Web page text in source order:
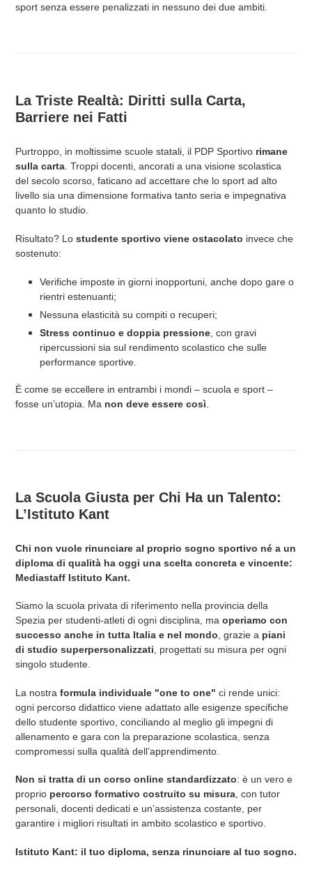
sport senza essere penalizzati in nessuno dei due ambiti.
La Triste Realtà: Diritti sulla Carta,
Barriere nei Fatti
Purtroppo, in moltissime scuole statali, il PDP Sportivo rimane
sulla carta . Troppi docenti, ancorati a una visione scolastica
del secolo scorso, faticano ad accettare che lo sport ad alto
livello sia una dimensione formativa tanto seria e impegnativa
quanto lo studio.
Risultato? Lo studente sportivo viene ostacolato invece che
sostenuto:
Verifiche imposte in giorni inopportuni, anche dopo gare o
rientri estenuanti;
Nessuna elasticità su compiti o recuperi;
Stress continuo e doppia pressione , con gravi
ripercussioni sia sul rendimento scolastico che sulle
performance sportive.
È come se eccellere in entrambi i mondi – scuola e sport –
fosse un’utopia. Ma non deve essere così
La Scuola Giusta per Chi Ha un Talento:
L’Istituto Kant
Chi non vuole rinunciare al proprio sogno sportivo né a un
diploma di qualità ha oggi una scelta concreta e vincente:
Mediastaff Istituto Kant.
Siamo la scuola privata di riferimento nella provincia della
Spezia per studenti-atleti di ogni disciplina, ma operiamo con
successo anche in tutta Italia e nel mondo, grazie a piani
di studio superpersonalizzati, progettati su misura per ogni
singolo studente.
La nostra formula individuale "one to one" ci rende unici:
ogni percorso didattico viene adattato alle esigenze specifiche
dello studente sportivo, conciliando al meglio gli impegni di
allenamento e gara con la preparazione scolastica, senza
compromessi sulla qualità dell’apprendimento.
Non si tratta di un corso online standardizzato: è un vero e
proprio percorso formativo costruito su misura, con tutor
personali, docenti dedicati e un’assistenza costante, per
garantire i migliori risultati in ambito scolastico e sportivo.
Istituto Kant: il tuo diploma, senza rinunciare al tuo sogno.